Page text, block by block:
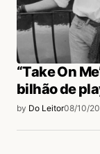
“Take On
bilhão de
by Do Leitor08/10/